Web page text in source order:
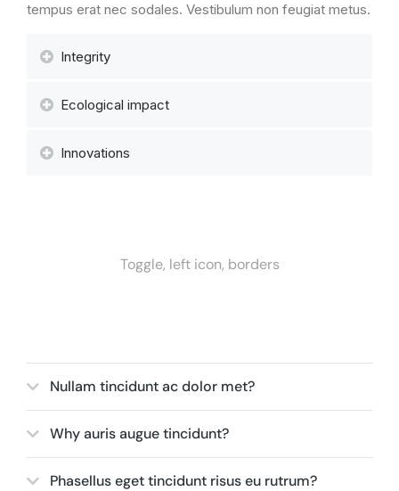
tempus erat nec sodales. Vestibulum non feugiat metus.
Integrity
Ecological impact
Innovations
Toggle, left icon, borders
Nullam tincidunt ac dolor met?
Why auris augue tincidunt?
Phasellus eget tincidunt risus eu rutrum?